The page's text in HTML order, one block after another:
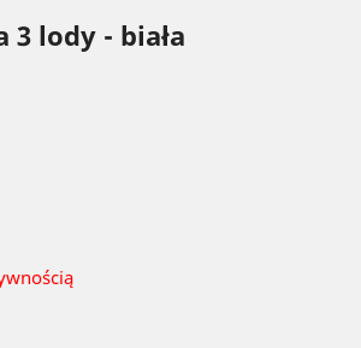
3 lody - biała